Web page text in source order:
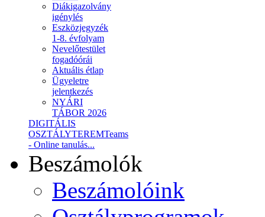
Diákigazolvány
igénylés
Eszközjegyzék
1-8. évfolyam
Nevelőtestület
fogadóórái
Aktuális étlap
Ügyeletre
jelentkezés
NYÁRI
TÁBOR 2026
DIGITÁLIS
OSZTÁLYTEREMTeams
- Online tanulás...
Beszámolók
Beszámolóink